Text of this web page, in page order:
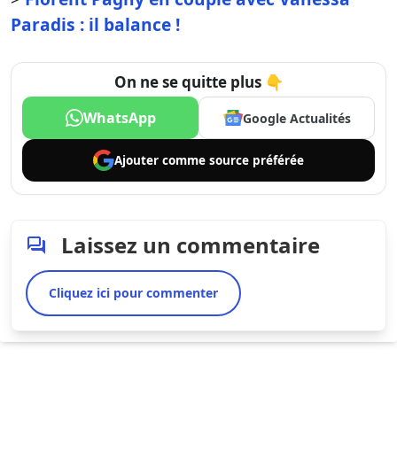
Paradis : il balance !
On ne se quitte plus 👇
WhatsApp Google Actualités
Ajouter comme source préférée
Laissez un commentaire
Cliquez ici pour commenter